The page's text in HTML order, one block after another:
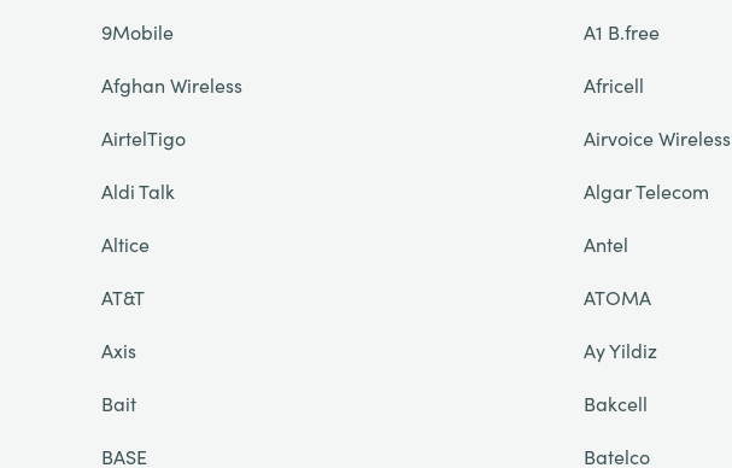
9Mobile A1 B.free
Afghan Wireless
Africell
AirtelTigo
Airvoice Wireless
Aldi Talk
Algar Telecom
Altice
Antel
AT&T
ATOMA
Axis
Ay Yildiz
Bait
Bakcell
BASE
Batelco